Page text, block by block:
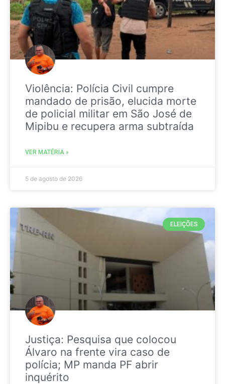
Violência: Polícia Civil cumpre
mandado de prisão, elucida morte
de policial militar em São José de
Mipibu e recupera arma subtraída
VER MATÉRIA »
5 de agosto de 2026
ELEIÇÕES
Justiça: Pesquisa que colocou
Álvaro na frente vira caso de
polícia; MP manda PF abrir
inquérito